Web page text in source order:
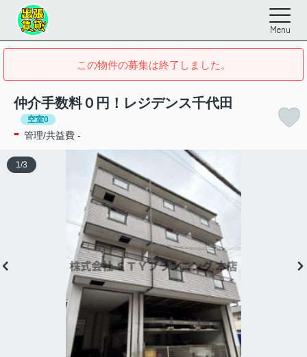
Menu
この物件の募集は終了しました。
仲介手数料０円！レジデンス千代田
空室0
- 管理/共益費 -
1 /3